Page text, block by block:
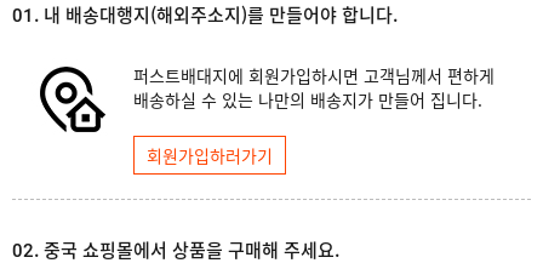
01. 내 배송대행지(해외주소지)를 만들어야 합니다.
퍼스트배대지에 회원가입하시면 고객님께서 편하게
배송하실 수 있는 나만의 배송지가 만들어 집니다.
회원가입하러가기
02. 중국 쇼핑몰에서 상품을 구매해 주세요.